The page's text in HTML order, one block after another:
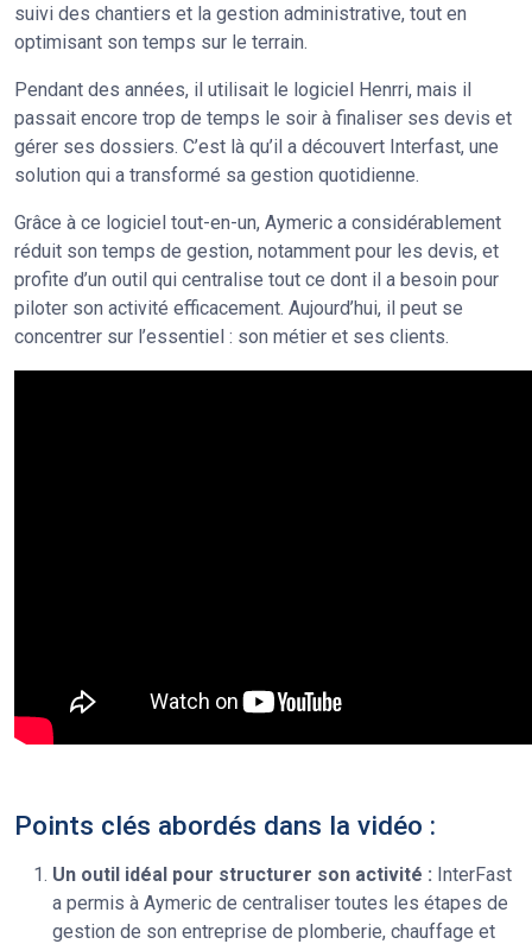
suivi des chantiers et la gestion administrative, tout en
optimisant son temps sur le terrain.
Pendant des années, il utilisait le logiciel Henrri, mais il
passait encore trop de temps le soir à finaliser ses devis et
gérer ses dossiers. C’est là qu’il a découvert Interfast, une
solution qui a transformé sa gestion quotidienne.
Grâce à ce logiciel tout-en-un, Aymeric a considérablement
réduit son temps de gestion, notamment pour les devis, et
profite d’un outil qui centralise tout ce dont il a besoin pour
piloter son activité efficacement. Aujourd’hui, il peut se
concentrer sur l’essentiel : son métier et ses clients.
Points clés abordés dans la vidéo :
Un outil idéal pour structurer son activité : InterFast
a permis à Aymeric de centraliser toutes les étapes de
gestion de son entreprise de plomberie, chauffage et